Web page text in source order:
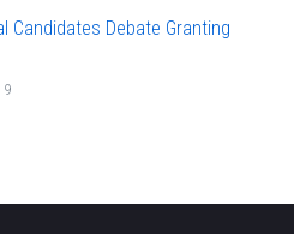
Candidates Debate Granting
sit amet, elit sed do eiusmod